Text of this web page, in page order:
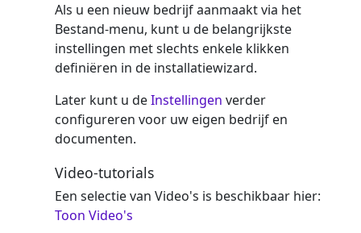
Als u een nieuw bedrijf aanmaakt via het
Bestand-menu, kunt u de belangrijkste
instellingen met slechts enkele klikken
definiëren in de installatiewizard.
Later kunt u deInstellingen verder
configureren voor uw eigen bedrijf en
documenten.
Video-tutorials
Een selectie van Video's is beschikbaar hier:
Toon Video's